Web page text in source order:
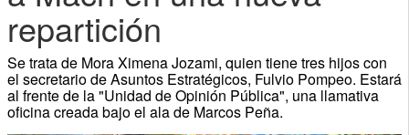
repartición
Se trata de Mora Ximena Jozami, quien tiene tres hijos con
el secretario de Asuntos Estratégicos, Fulvio Pompeo. Estará
al frente de la "Unidad de Opinión Pública", una llamativa
oficina creada bajo el ala de Marcos Peña.